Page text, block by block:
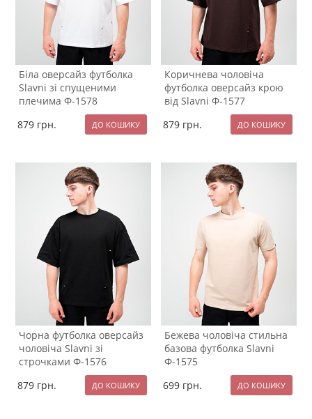
Біла оверсайз футболка
Slavni зі спущеними
плечима Ф-1578
879 грн.
Коричнева чоловіча
футболка оверсайз крою
від Slavni Ф-1577
879 грн.
Чорна футболка оверсайз
чоловіча Slavni зі
строчками Ф-1576
879 грн.
Бежева чоловіча стильна
базова футболка Slavni
Ф-1575
699 грн.